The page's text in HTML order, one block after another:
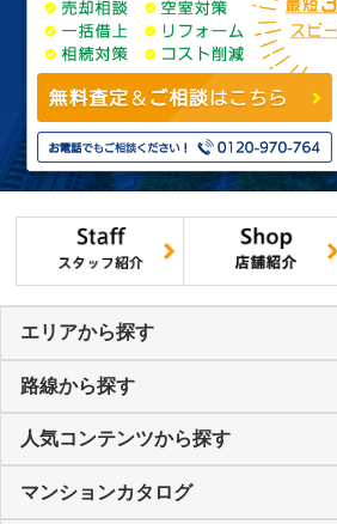
エリアから探す
路線から探す
人気コンテンツから探す
マンションカタログ